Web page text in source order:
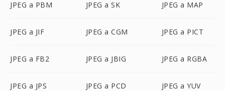
JPEG a PBM JPEG a SK JPEG a MAP
JPEG a JIF JPEG a CGM JPEG a PICT
JPEG a FB2 JPEG a JBIG JPEG a RGBA
JPEG a JPS JPEG a PCD JPEG a YUV